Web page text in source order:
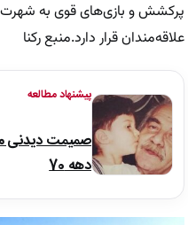
پرکشش و بازی‌های قوی به شهرت
علاقه‌مندان قرار دارد.منبع رکنا
پیشنهاد مطالعه
صمیمت دیدنی
دهه 70